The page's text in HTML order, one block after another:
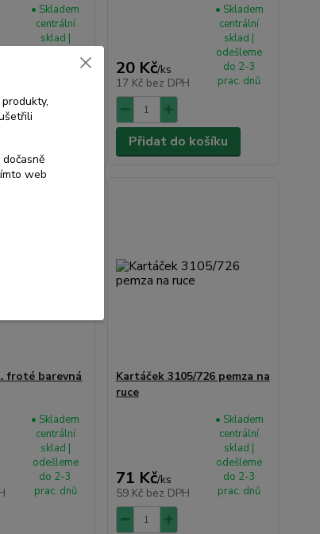
• Skladem
centrální
sklad |
20 Kč/ks
17 Kč bez DPH
• Skladem
centrální
sklad |
odešleme
do 2-3
prac. dnů
Přidat do košíku
froté barevná
• Skladem
centrální
sklad |
odešleme
do 2-3
prac. dnů
Kartáček 3105/726 pemza na
ruce
71 Kč/ks
59 Kč bez DPH
• Skladem
centrální
sklad |
odešleme
do 2-3
prac. dnů
web